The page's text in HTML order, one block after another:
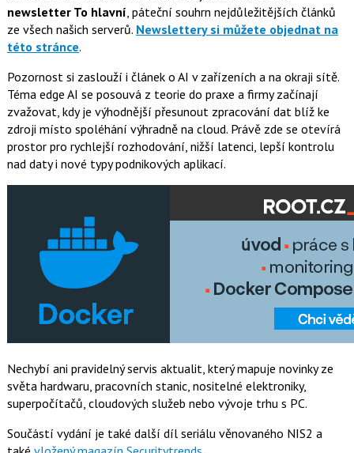
newsletter To hlavní, páteční souhrn nejdůležitějších článků
ze všech našich serverů. Newslettery si můžete objednat na
této stránce.
Pozornost si zaslouží i článek o AI v zařízeních a na okraji sítě.
Téma edge AI se posouvá z teorie do praxe a firmy začínají
zvažovat, kdy je výhodnější přesunout zpracování dat blíž ke
zdroji místo spoléhání výhradně na cloud. Právě zde se otevírá
prostor pro rychlejší rozhodování, nižší latenci, lepší kontrolu
nad daty i nové typy podnikových aplikací.
Nechybí ani pravidelný servis aktualit, který mapuje novinky ze
světa hardwaru, pracovních stanic, nositelné elektroniky,
superpočítačů, cloudových služeb nebo vývoje trhu s PC.
Součástí vydání je také další díl seriálu věnovaného NIS2 a